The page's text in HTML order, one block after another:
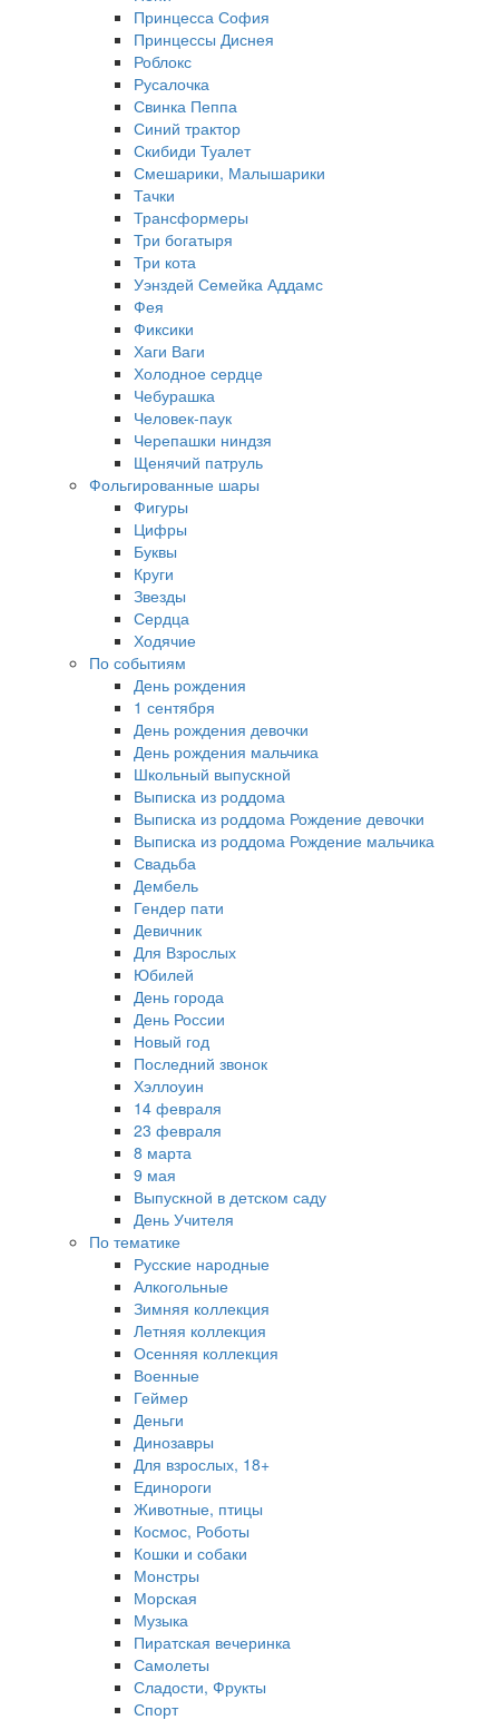
Принцесса София
Принцессы Диснея
Роблокс
Русалочка
Свинка Пеппа
Синий трактор
Скибиди Туалет
Смешарики, Малышарики
Тачки
Трансформеры
Три богатыря
Три кота
Уэнздей Семейка Аддамс
Фея
Фиксики
Хаги Ваги
Холодное сердце
Чебурашка
Человек-паук
Черепашки ниндзя
Щенячий патруль
Фольгированные шары
Фигуры
Цифры
Буквы
Круги
Звезды
Сердца
Ходячие
По событиям
День рождения
1 сентября
День рождения девочки
День рождения мальчика
Школьный выпускной
Выписка из роддома
Выписка из роддома Рождение девочки
Выписка из роддома Рождение мальчика
Свадьба
Дембель
Гендер пати
Девичник
Для Взрослых
Юбилей
День города
День России
Новый год
Последний звонок
Хэллоуин
14 февраля
23 февраля
8 марта
9 мая
Выпускной в детском саду
День Учителя
По тематике
Русские народные
Алкогольные
Зимняя коллекция
Летняя коллекция
Осенняя коллекция
Военные
Геймер
Деньги
Динозавры
Для взрослых, 18+
Единороги
Животные, птицы
Космос, Роботы
Кошки и собаки
Монстры
Морская
Музыка
Пиратская вечеринка
Самолеты
Сладости, Фрукты
Спорт